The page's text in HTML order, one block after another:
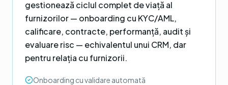
gestionează ciclul complet de viață al
furnizorilor — onboarding cu KYC/AML,
calificare, contracte, performanță, audit și
evaluare risc — echivalentul unui CRM, dar
pentru relația cu furnizorii.
Onboarding cu validare automată